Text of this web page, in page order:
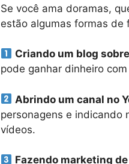
Se você ama doramas,
estão algumas formas de
Criando um blog
pode ganhar dinheiro
Abrindo um canal no
personagens e indicando
vídeos.
Fazendo marketing